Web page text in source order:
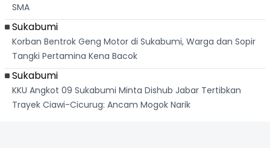
SMA
Sukabumi
Korban Bentrok Geng Motor di Sukabumi, Warga dan Sopir
Tangki Pertamina Kena Bacok
Sukabumi
KKU Angkot 09 Sukabumi Minta Dishub Jabar Tertibkan
Trayek Ciawi-Cicurug: Ancam Mogok Narik